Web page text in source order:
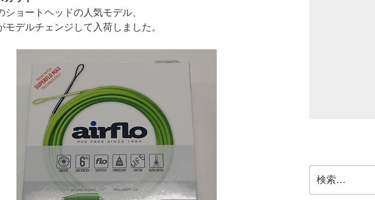
ショートヘッドの人気モデル、
モデルチェンジして入荷しました。
索: